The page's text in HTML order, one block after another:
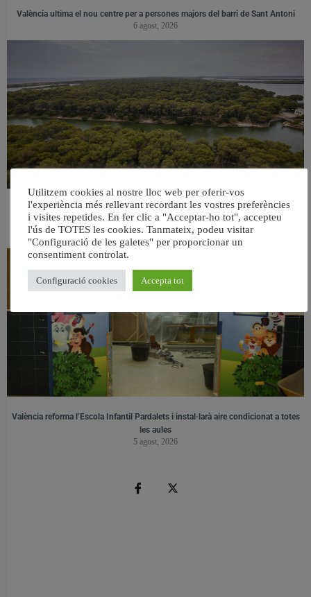
València ultima el nou centre per a persones majors del barri de Sant Antoni
6 agost, 2026
València retira prop de 15.000 litres de residus de la Devesa durant el mes de
juliol
6 agost, 2026
València reforma l’Escola Infantil Pardalets i instal·larà aire condicionat a totes
les aules
5 agost, 2026
Utilitzem cookies al nostre lloc web per oferir-vos
l'experiència més rellevant recordant les vostres preferències
i visites repetides. En fer clic a "Acceptar-ho tot", accepteu
l'ús de TOTES les cookies. Tanmateix, podeu visitar
"Configuració de les galetes" per proporcionar un
consentiment controlat.
Configuració cookies Accepta tot